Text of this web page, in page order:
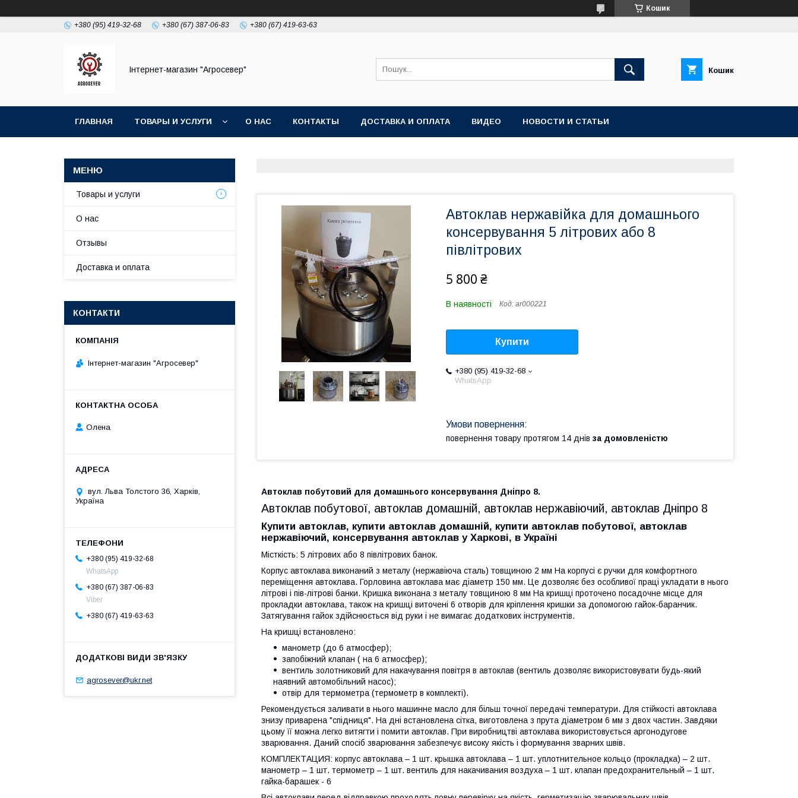
Кошик
+380 (95) 419-32-68 +380 (67) 387-06-83 +380 (67) 419-63-63
Інтернет-магазин "Агросевер" Кошик
ГЛАВНАЯ ТОВАРЫ И УСЛУГИ О НАС КОНТАКТЫ ДОСТАВКА И ОПЛАТА ВИДЕО НОВОСТИ И СТАТЬИ
Автоклав нержавійка для домашнього
консервування 5 літрових або 8
півлітрових
5 800 ₴
В наявності Код: ar000221
Купити
+380 (95) 419-32-68
WhatsApp
повернення товару протягом 14 днів за домовленістю
Автоклав побутовий для домашнього консервування Дніпро 8.
Автоклав побутової, автоклав домашній, автоклав нержавіючий, автоклав Дніпро 8
Купити автоклав, купити автоклав домашній, купити автоклав побутової, автоклав
нержавіючий, консервування автоклав у Харкові, в Україні
Місткість: 5 літрових або 8 півлітрових банок.
Корпус автоклава виконаний з металу (нержавіюча сталь) товщиною 2 мм На корпусі є ручки для комфортного
переміщення автоклава. Горловина автоклава має діаметр 150 мм. Це дозволяє без особливої праці укладати в нього
літрові і пів-літрові банки. Кришка виконана з металу товщиною 8 мм На кришці проточено посадочне місце для
прокладки автоклава, також на кришці виточені 6 отворів для кріплення кришки за допомогою гайок-баранчик.
Затягування гайок здійснюється від руки і не вимагає додаткових інструментів.
На кришці встановлено:
манометр (до 6 атмосфер);
запобіжний клапан ( на 6 атмосфер);
вентиль золотниковий для накачування повітря в автоклав (вентиль дозволяє використовувати будь-який
наявний автомобільний насос);
отвір для термометра (термометр в комплекті).
Рекомендується заливати в нього машинне масло для більш точної передачі температури. Для стійкості автоклава
знизу приварена "спідниця". На дні встановлена сітка, виготовлена з прута діаметром 6 мм з двох частин. Завдяки
цьому її можна легко витягти і помити автоклав. При виробництві автоклава використовується аргонодугове
зварювання. Даний спосіб зварювання забезпечує високу якість і формування зварних швів.
КОМПЛЕКТАЦИЯ: корпус автоклава – 1 шт. крышка автоклава – 1 шт. уплотнительное кольцо (прокладка) – 2 шт.
манометр – 1 шт. термометр – 1 шт. вентиль для накачивания воздуха – 1 шт. клапан предохранительный – 1 шт.
гайка-барашек - 6
Товары и услуги
О нас
Отзывы
Доставка и оплата
КОНТАКТИ
Інтернет-магазин "Агросевер"
Олена
вул. Льва Толстого 36, Харків,
Україна
+380 (95) 419-32-68
WhatsApp
+380 (67) 387-06-83
Viber
+380 (67) 419-63-63
agrosever@ukr.net